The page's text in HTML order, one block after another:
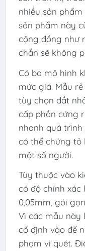
nhiều sản
sản phẩm này
cộng đồng như
chắn sẽ không
Có ba mô hình
mức giá. Mẫu
tùy chọn đắt
cấp phần cứng
nhanh quá
có thể chứng tỏ
một số người.
Tùy thuộc vào
có độ chính xác
0,05mm, gói
Vì các mẫu này
cố định vào đế
phạm vi quét.